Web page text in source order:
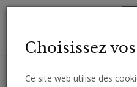
Choisissez
Ce site web utilise des